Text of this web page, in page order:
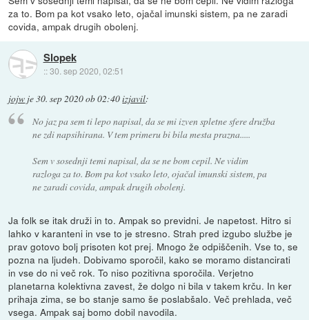
za to. Bom pa kot vsako leto, ojačal imunski sistem, pa ne zaradi
covida, ampak drugih obolenj.
Slopek
::30. sep 2020, 02:51
jojw je30. sep 2020 ob 02:40izjavil:
No jaz pa sem ti lepo napisal, da se mi izven spletne sfere družba
ne zdi napsihirana. V tem primeru bi bila mesta prazna.....
Sem v sosednji temi napisal, da se ne bom cepil. Ne vidim
razloga za to. Bom pa kot vsako leto, ojačal imunski sistem, pa
ne zaradi covida, ampak drugih obolenj.
Ja folk se itak druži in to. Ampak so previdni. Je napetost. Hitro si
lahko v karanteni in vse to je stresno. Strah pred izgubo službe je
prav gotovo bolj prisoten kot prej. Mnogo že odpiščenih. Vse to, se
pozna na ljudeh. Dobivamo sporočil, kako se moramo distancirati
in vse do ni več rok. To niso pozitivna sporočila. Verjetno
planetarna kolektivna zavest, že dolgo ni bila v takem krču. In ker
prihaja zima, se bo stanje samo še poslabšalo. Več prehlada, več
vsega. Ampak saj bomo dobil navodila.